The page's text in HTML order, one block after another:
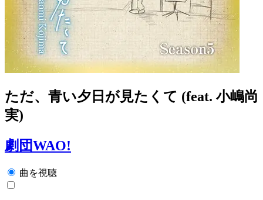
ただ、青い夕日が見たくて (feat. 小嶋尚
実)
劇団WAO!
曲を視聴